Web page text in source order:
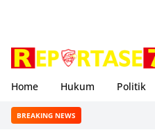
Home Hukum Politik
BREAKING NEWS